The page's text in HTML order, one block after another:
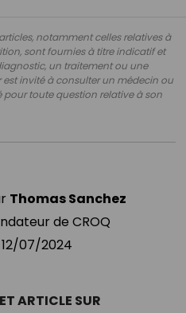
notamment celles relatives à
sont fournies à titre indicatif et
un traitement ou une
invité à consulter un médecin ou
toute question relative à son
Thomas Sanchez
de CROQ
12/07/2024
ARTICLE SUR